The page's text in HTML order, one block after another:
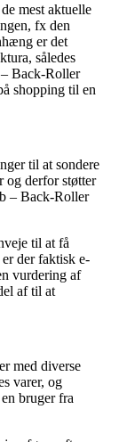
mest aktuelle
fx den
er det
således
Back-Roller
shopping til en
til at sondere
og derfor støtter
– Back-Roller
til at få
der faktisk e-
vurdering af
af til at
med diverse
varer, og
bruger fra